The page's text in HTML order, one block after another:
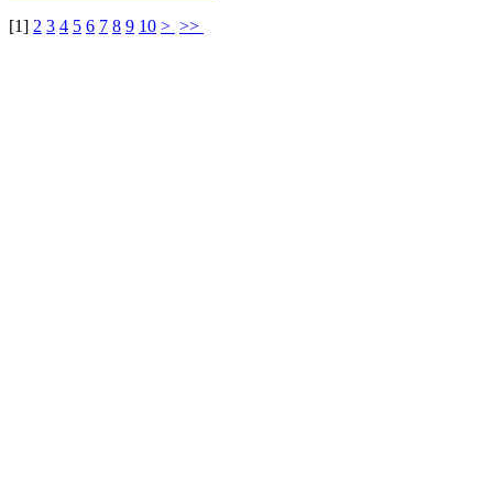
[1] 2 3 4 5 6 7 8 9 10 > >>